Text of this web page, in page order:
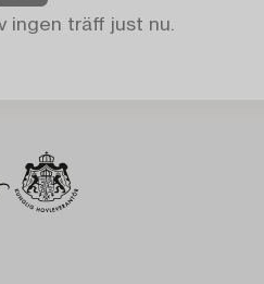
ingen träff just nu.